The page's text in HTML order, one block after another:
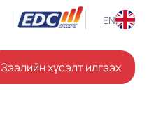
EN
Зээлийн хүсэлт илгээх